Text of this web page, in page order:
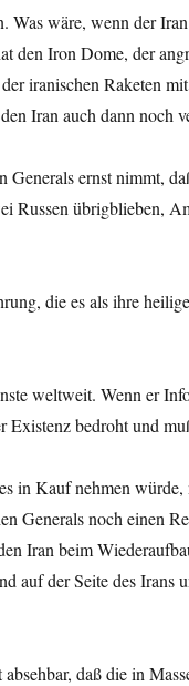
Was wäre, wenn der
den Iron Dome, der
iranischen Raketen
Iran auch dann noch
Generals ernst nimmt,
Russen übrigblieben,
die es als ihre
weltweit. Wenn er
Existenz bedroht und
in Kauf nehmen
Generals noch einen
Iran beim
auf der Seite des Irans
daß die in